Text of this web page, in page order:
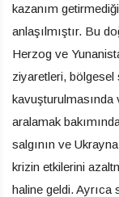
kazanım
anlaşılmıştır. Bu
Herzog ve
ziyaretleri,
kavuşturulmasında
aralamak
salgının ve
krizin etkilerini
haline geldi. Ayrıca